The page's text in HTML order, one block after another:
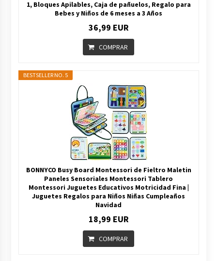
1, Bloques Apilables, Caja de pañuelos, Regalo para
Bebes y Niños de 6 meses a 3 Años
36,99 EUR
COMPRAR
BESTSELLER NO. 5
BONNYCO Busy Board Montessori de Fieltro Maletin
Paneles Sensoriales Montessori Tablero
Montessori Juguetes Educativos Motricidad Fina |
Juguetes Regalos para Niños Niñas Cumpleaños
Navidad
18,99 EUR
COMPRAR